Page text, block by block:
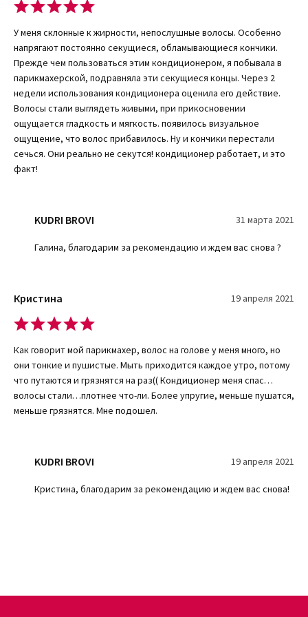
таких достоинств вы внесете его в список любимой косметики
по уходу за собой.
Небольшой размер тюбика позволяет носить его в сумочке или
хранить в косметичке.
Вы просто не узнаете свои локоны после нескольких
применений – они станут более сильными и плотными, их
внешний вид станет заметно лучшим. Благодаря кондиционеру
структура волоса приобретает эластичность и упругость. С
каждым новым применением они будут только улучшаться на
глазах.
Хотите купить данный кондиционер? Тогда посетите наш
доступные цены и качественный товар, который отличается
проверили эффективность данных средств.
под выбранным товаром. Специалисты мгновенно связываются с
нужный продукт, сотрудники интернет-магазина предоставят
онлайн-помощь по подбору средства. С нашего сайта вы точно
выйдите с покупкой и отличным настроением.
Желаете пользоваться натуральной и качественной
косметикой? Обращайтесь в интернет-магазин KUDRI BROVI и мы
У меня склонные к жирности, непослушные волосы. Особенно
напрягают постоянно секущиеся, обламывающиеся кончики.
Прежде чем пользоваться этим кондиционером, я побывала в
парикмахерской, подравняла эти секущиеся концы. Через 2
недели использования кондиционера оценила его действие.
Волосы стали выглядеть живыми, при прикосновении
ощущается гладкость и мягкость. появилось визуальное
ощущение, что волос прибавилось. Ну и кончики перестали
сечься. Они реально не секутся! кондиционер работает, и это
факт!
KUDRI BROVI 31 марта 2021
Галина, благодарим за рекомендацию и ждем вас снова ?
Кристина 19 апреля 2021
Как говорит мой парикмахер, волос на голове у меня много, но
они тонкие и пушистые. Мыть приходится каждое утро, потому
что путаются и грязнятся на раз(( Кондиционер меня спас…
волосы стали…плотнее что-ли. Более упругие, меньше пушатся,
меньше грязнятся. Мне подошел.
KUDRI BROVI 19 апреля 2021
Кристина, благодарим за рекомендацию и ждем вас снова!